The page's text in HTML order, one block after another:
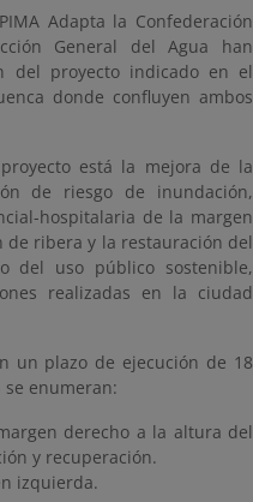
Adapta la Confederación
General del Agua han
del proyecto indicado en el
donde confluyen ambos
está la mejora de la
de riesgo de inundación,
hospitalaria de la margen
de ribera y la restauración del
del uso público sostenible,
realizadas en la ciudad
un plazo de ejecución de 18
se enumeran:
derecho a la altura del
y recuperación.
izquierda.